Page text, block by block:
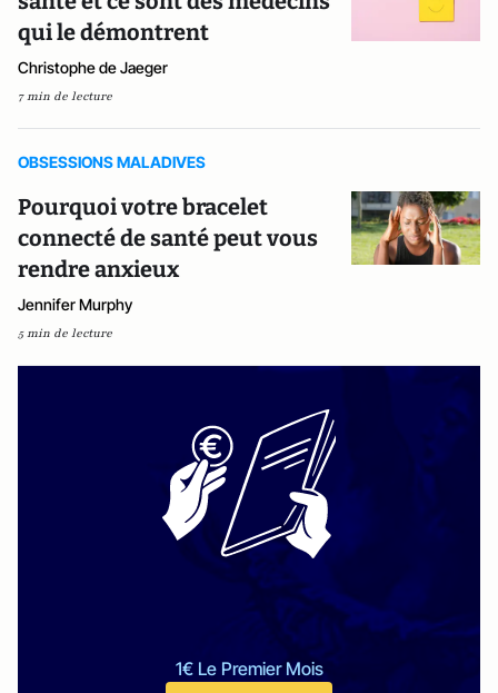
qui le démontrent
Christophe de Jaeger
7 min de lecture
OBSESSIONS MALADIVES
Pourquoi votre bracelet
connecté de santé peut vous
rendre anxieux
Jennifer Murphy
5 min de lecture
1€ Le Premier Mois